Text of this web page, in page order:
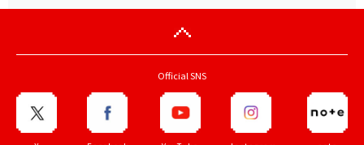
Official SNS